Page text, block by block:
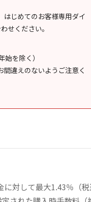
はじめてのお客様専用ダイ
せください。
を除く）
違えのないようご注意く
対して最大1.43％（